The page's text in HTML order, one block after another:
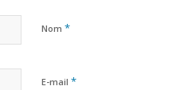
Nom *
E-mail *